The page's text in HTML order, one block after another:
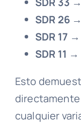
SDR 26→
SDR 17 →
SDR 11 →
Esto
cualquier